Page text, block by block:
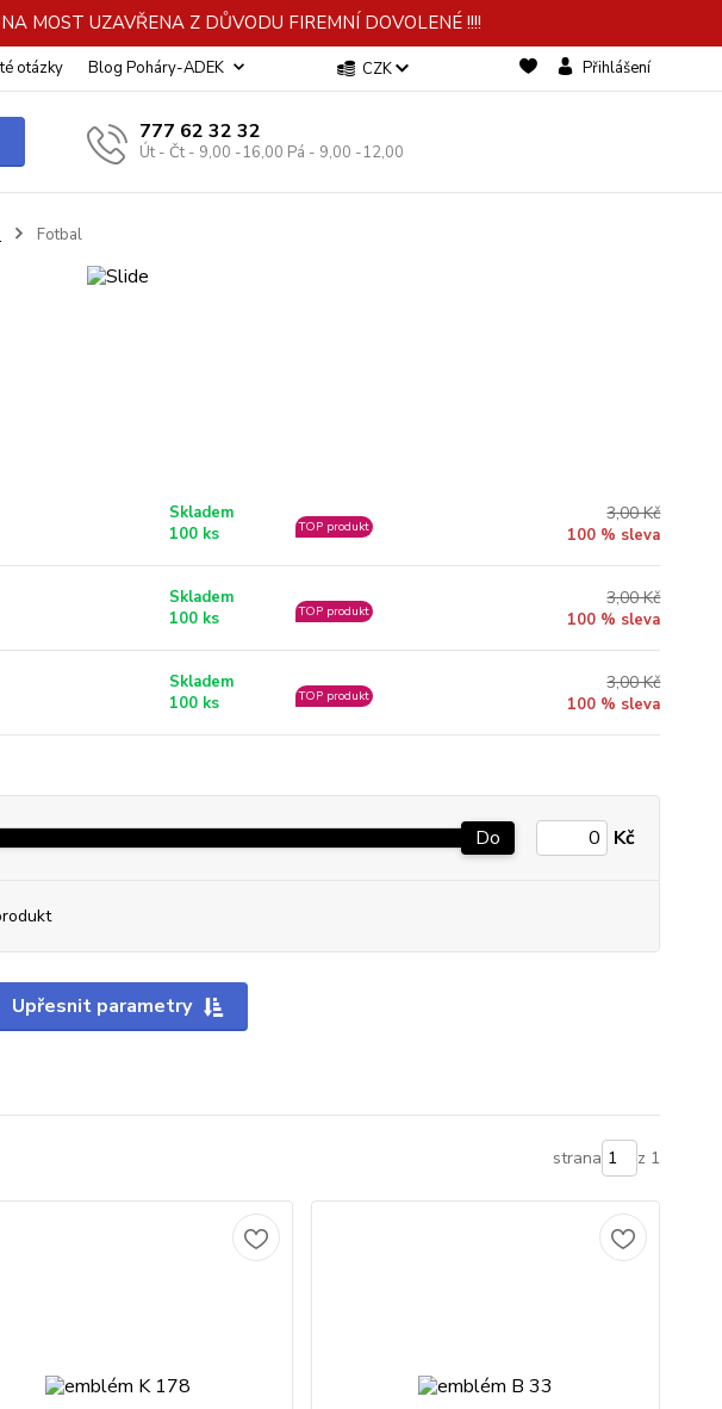
MOST UZAVŘENA Z DŮVODU FIREMNÍ DOVOLENÉ !!!!
otázky Blog Poháry-ADEK CZK Přihlášení
777 62 32 32
Út - Čt - 9,00 -16,00 Pá - 9,00 -12,00
Fotbal
Skladem
100 ks
TOP produkt
3,00 Kč
100 % sleva
Skladem
100 ks
TOP produkt
3,00 Kč
100 % sleva
Skladem
100 ks
TOP produkt
3,00 Kč
100 % sleva
Upřesnit parametry
Do Kč
strana z 1